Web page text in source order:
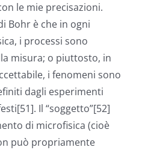
le mie precisazioni.
Bohr è che in ogni
i processi sono
misura; o piuttosto, in
i fenomeni sono
dagli esperimenti
Il “soggetto”[52]
di microfisica (cioè
può propriamente